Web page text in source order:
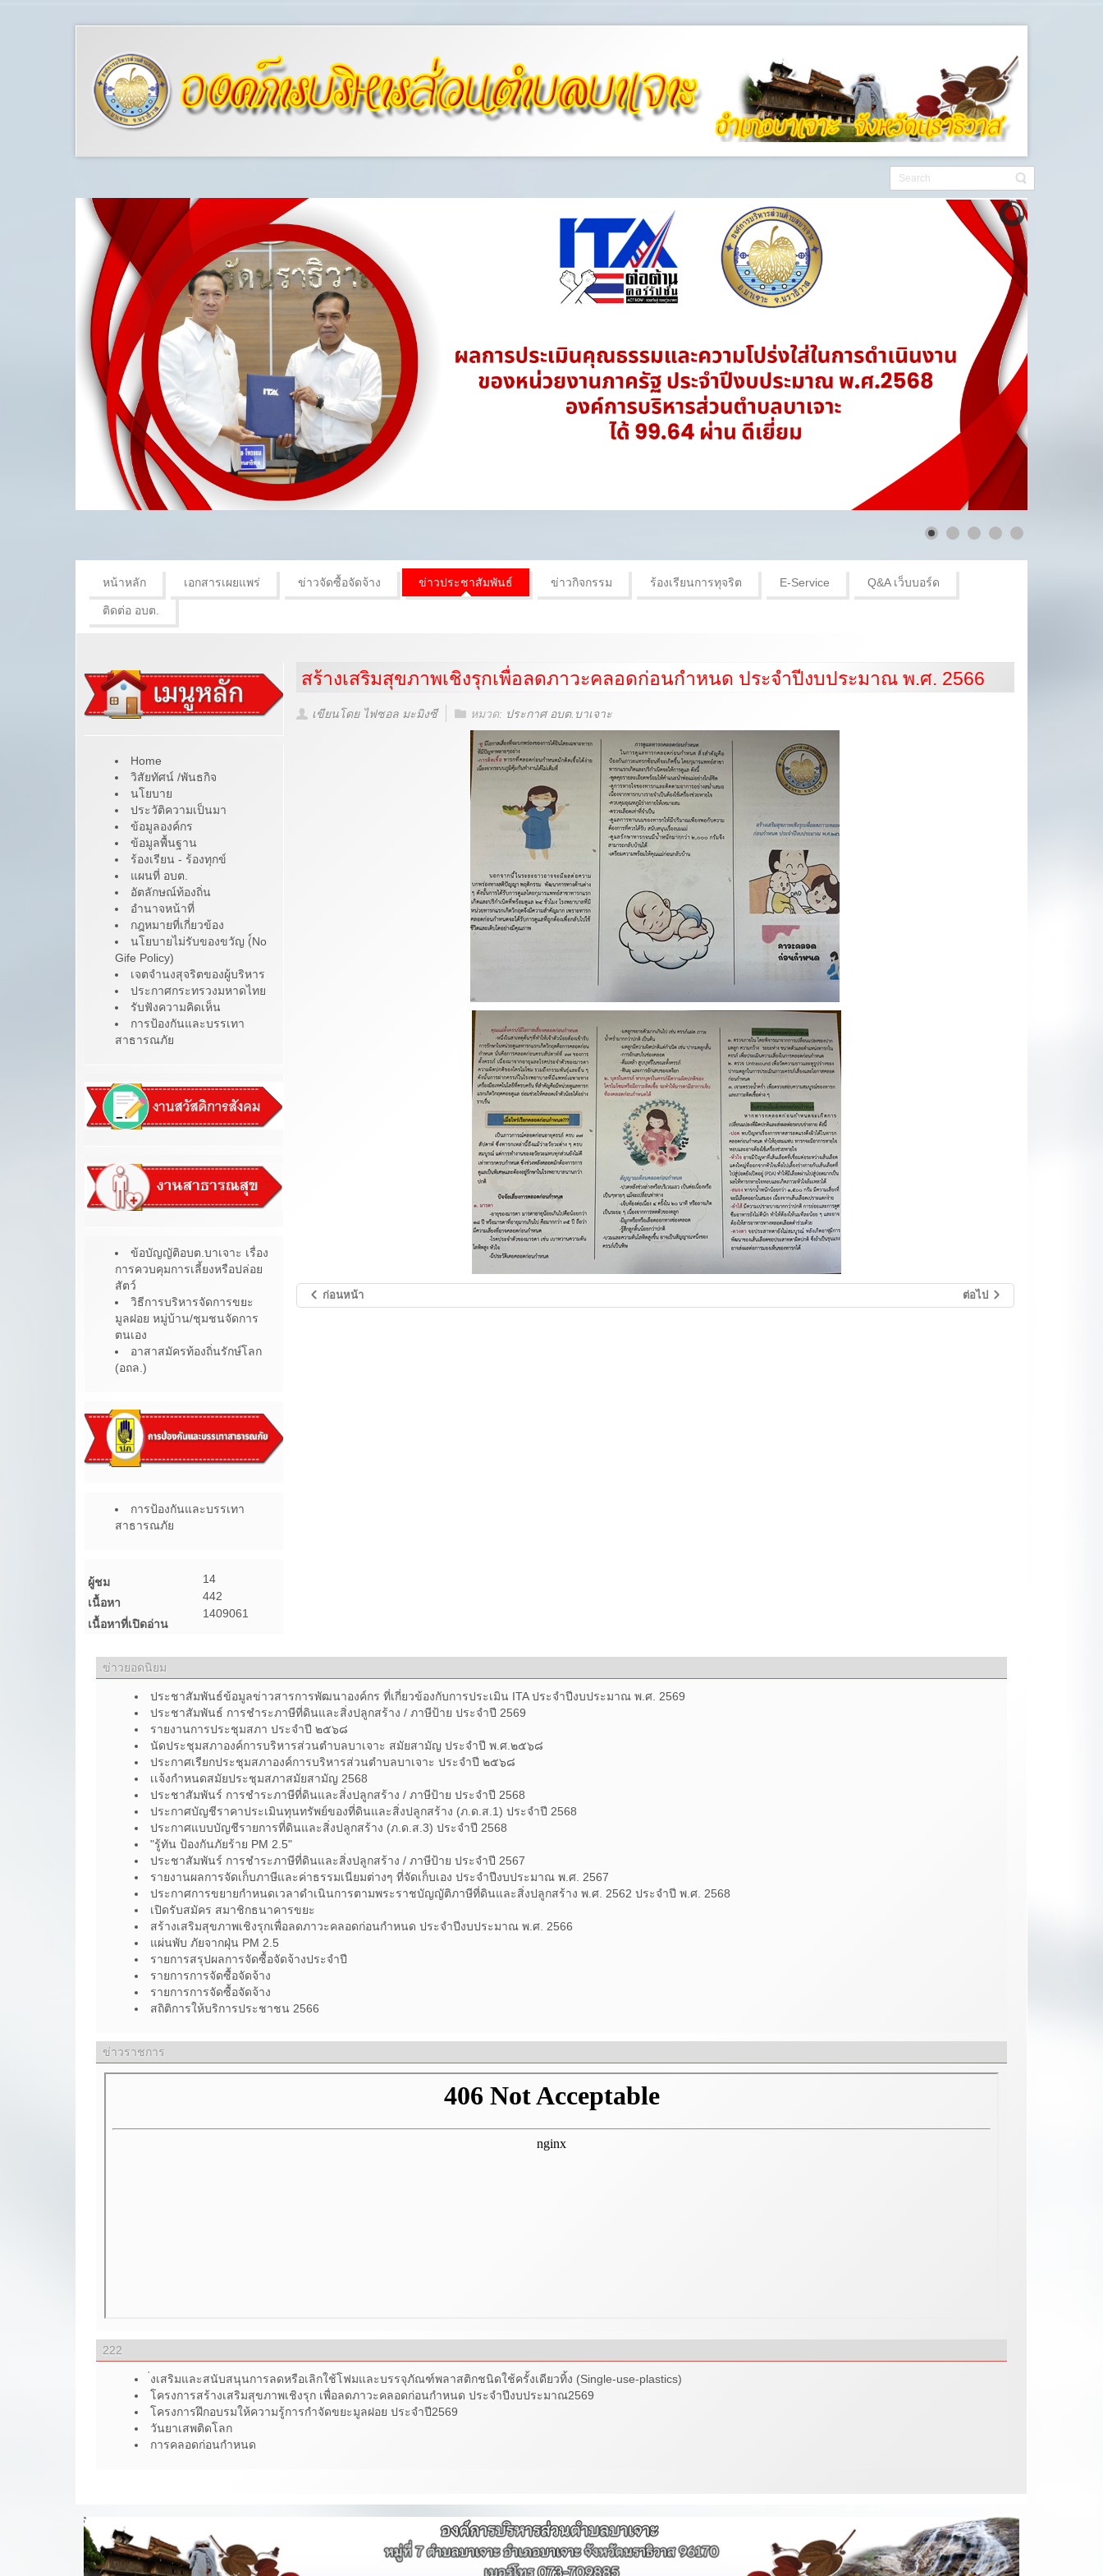
หน้าหลัก เอกสารเผยแพร่ ข่าวจัดซื้อจัดจ้าง ข่าวประชาสัมพันธ์ ข่าวกิจกรรม ร้องเรียนการทุจริต E-Service Q&A เว็บบอร์ด
ติดต่อ อบต.
Home
วิสัยทัศน์ /พันธกิจ
นโยบาย
ประวัติความเป็นมา
ข้อมูลองค์กร
ข้อมูลพื้นฐาน
ร้องเรียน - ร้องทุกข์
แผนที่ อบต.
อัตลักษณ์ท้องถิ่น
อำนาจหน้าที่
กฎหมายที่เกี่ยวข้อง
นโยบายไม่รับของขวัญ (์No
Gife Policy)
เจตจำนงสุจริตของผู้บริหาร
ประกาศกระทรวงมหาดไทย
รับฟังความคิดเห็น
การป้องกันและบรรเทา
สาธารณภัย
ข้อบัญญัติอบต.บาเจาะ เรื่อง
การควบคุมการเลี้ยงหรือปล่อย
สัตว์
วิธีการบริหารจัดการขยะ
มูลฝอย หมู่บ้าน/ชุมชนจัดการ
ตนเอง
อาสาสมัครท้องถิ่นรักษ์โลก
(อถล.)
การป้องกันและบรรเทา
สาธารณภัย
ผู้ชม
14
เนื้อหา
442
เนื้อหาที่เปิดอ่าน
1409061
สร้างเสริมสุขภาพเชิงรุกเพื่อลดภาวะคลอดก่อนกำหนด ประจำปีงบประมาณ พ.ศ. 2566
เขียนโดย ไฟซอล มะมิงซี หมวด: ประกาศ อบต.บาเจาะ
ก่อนหน้า ต่อไป
ข่าวยอดนิยม
ประชาสัมพันธ์ข้อมูลข่าวสารการพัฒนาองค์กร ที่เกี่ยวข้องกับการประเมิน ITA ประจำปีงบประมาณ พ.ศ. 2569
ประชาสัมพันธ์ การชำระภาษีที่ดินและสิ่งปลูกสร้าง / ภาษีป้าย ประจำปี 2569
รายงานการประชุมสภา ประจำปี ๒๕๖๘
นัดประชุมสภาองค์การบริหารส่วนตำบลบาเจาะ สมัยสามัญ ประจำปี พ.ศ.๒๕๖๘
ประกาศเรียกประชุมสภาองค์การบริหารส่วนตำบลบาเจาะ ประจำปี ๒๕๖๘
เเจ้งกำหนดสมัยประชุมสภาสมัยสามัญ 2568
ประชาสัมพันร์ การชำระภาษีที่ดินและสิ่งปลูกสร้าง / ภาษีป้าย ประจำปี 2568
ประกาศบัญชีราคาประเมินทุนทรัพย์ของที่ดินและสิ่งปลูกสร้าง (ภ.ด.ส.1) ประจำปี 2568
ประกาศแบบบัญชีรายการที่ดินและสิ่งปลูกสร้าง (ภ.ด.ส.3) ประจำปี 2568
"รู้ทัน ป้องกันภัยร้าย PM 2.5"
ประชาสัมพันร์ การชำระภาษีที่ดินและสิ่งปลูกสร้าง / ภาษีป้าย ประจำปี 2567
รายงานผลการจัดเก็บภาษีและค่าธรรมเนียมต่างๆ ที่จัดเก็บเอง ประจำปีงบประมาณ พ.ศ. 2567
ประกาศการขยายกำหนดเวลาดำเนินการตามพระราชบัญญัติภาษีที่ดินและสิ่งปลูกสร้าง พ.ศ. 2562 ประจำปี พ.ศ. 2568
เปิดรับสมัคร สมาชิกธนาคารขยะ
สร้างเสริมสุขภาพเชิงรุกเพื่อลดภาวะคลอดก่อนกำหนด ประจำปีงบประมาณ พ.ศ. 2566
แผ่นพับ ภัยจากฝุ่น PM 2.5
รายการสรุปผลการจัดซื้อจัดจ้างประจำปี
รายการการจัดซื้อจัดจ้าง
รายการการจัดซื้อจัดจ้าง
สถิติการให้บริการประชาชน 2566
ข่าวราชการ
222
่งเสริมและสนับสนุนการลดหรือเลิกใช้โฟมและบรรจุภัณฑ์พลาสติกชนิดใช้ครั้งเดียวทิ้ง (Single-use-plastics)
โครงการสร้างเสริมสุขภาพเชิงรุก เพื่อลดภาวะคลอดก่อนกำหนด ประจำปีงบประมาณ2569
โครงการฝึกอบรมให้ความรู้การกำจัดขยะมูลฝอย ประจำปี2569
วันยาเสพติดโลก
การคลอดก่อนกำหนด